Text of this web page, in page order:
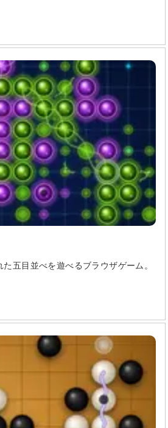
五目並べを遊べるブラウザゲーム。